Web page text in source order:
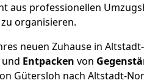
aus professionellen
organisieren.
neuen Zuhause in
und Entpacken von
Gütersloh nach Altstadt-